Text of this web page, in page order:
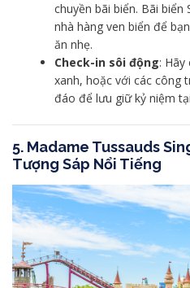
chuyền bãi biển. Bãi biển
nhà hàng ven biển để
ăn nhẹ.
Check-in sôi động: Hãy
xanh, hoặc với các công
đáo để lưu giữ kỷ niệm
5. Madame Tussauds
Tượng Sáp Nổi Tiếng